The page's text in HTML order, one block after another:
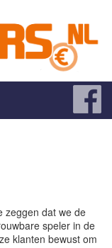
zeggen dat we de
speler in de
klanten bewust om